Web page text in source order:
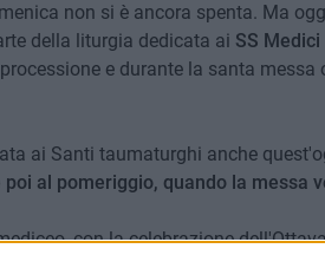
non si è ancora spenta. Ma
della liturgia dedicata ai SS
e durante la santa messa
ai Santi taumaturghi anche
poi al pomeriggio, quando la messa
con la celebrazione